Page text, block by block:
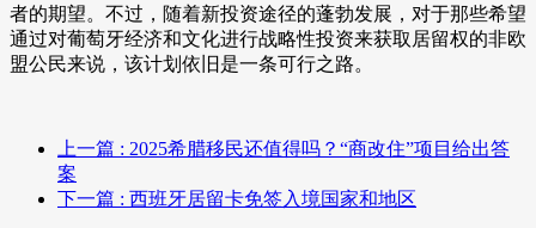
者的期望。不过，随着新投资途径的蓬勃发展，对于那些希望
通过对葡萄牙经济和文化进行战略性投资来获取居留权的非欧
盟公民来说，该计划依旧是一条可行之路。
上一篇 : 2025希腊移民还值得吗？“商改住”项目给出答
案
下一篇 : 西班牙居留卡免签入境国家和地区